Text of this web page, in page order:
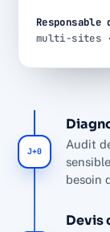
3
ACCÈS TRACÉS
Responsable
multi-sites
J+0
Audit
besoin
Devis